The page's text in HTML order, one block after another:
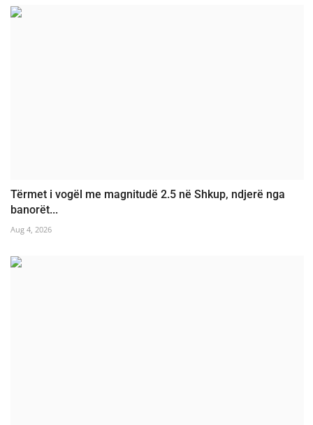
Tërmet i vogël me magnitudë 2.5 në Shkup, ndjerë nga
banorët...
Aug 4, 2026